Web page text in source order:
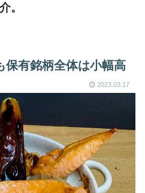
介。
保有銘柄全体は小幅高
2023.03.17